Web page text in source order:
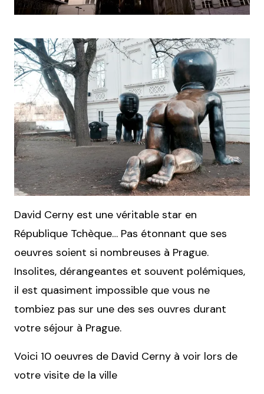
David Cerny est une véritable star en
République Tchèque… Pas étonnant que ses
oeuvres soient si nombreuses à Prague.
Insolites, dérangeantes et souvent polémiques,
il est quasiment impossible que vous ne
tombiez pas sur une des ses ouvres durant
votre séjour à Prague.
Voici 10 oeuvres de David Cerny à voir lors de
votre visite de la ville